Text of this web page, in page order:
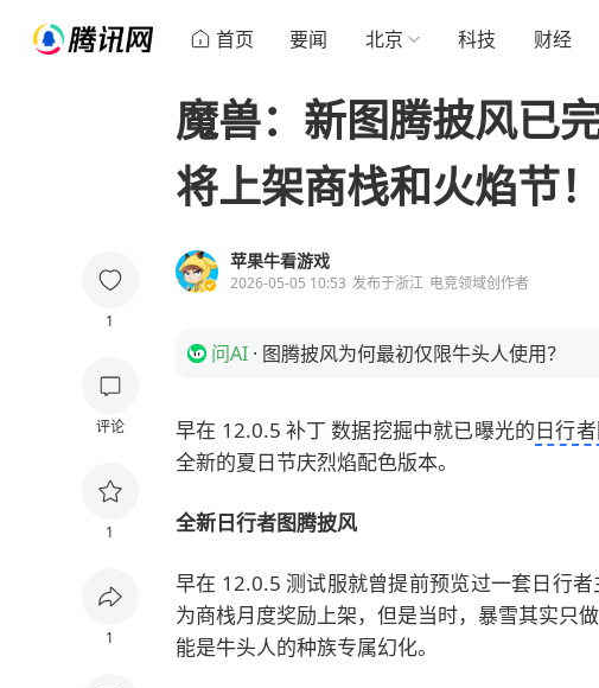
首页 要闻 北京 科技 财经
1
评论
1
1
魔兽：新图腾披风已
将上架商栈和火焰节！
苹果牛看游戏
2026-05-05 10:53 发布于浙江 电竞领域创作者
问AI · 图腾披风为何最初仅限牛头人使用？
早在 12.0.5 补丁 数据挖掘中就已曝光的日行
全新的夏日节庆烈焰配色版本。
全新日行者图腾披风
早在 12.0.5 测试服就曾提前预览过一套日行
为商栈月度奖励上架，但是当时，暴雪其实只
能是牛头人的种族专属幻化。